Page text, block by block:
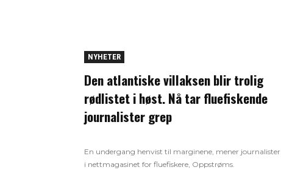
NYHETER
Den atlantiske villaksen blir trolig
rødlistet i høst. Nå tar fluefiskende
journalister grep
En undergang henvist til marginene, mener journalister
i nettmagasinet for fluefiskere, Oppstrøms.